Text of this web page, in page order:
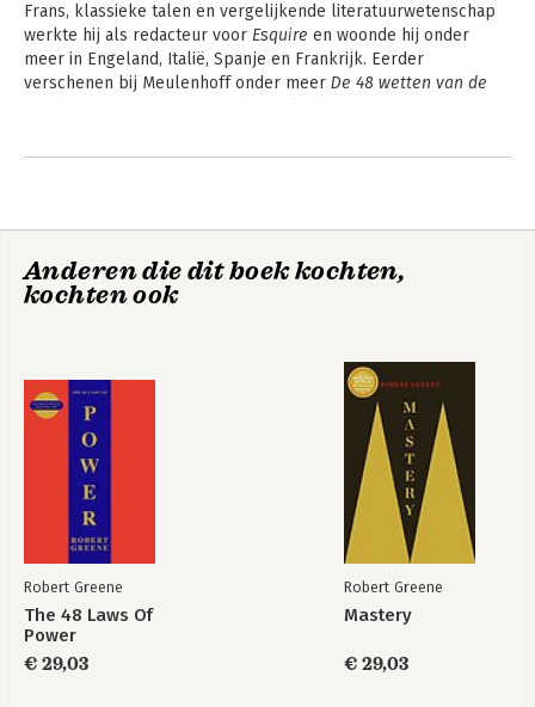
Frans, klassieke talen en vergelijkende literatuurwetenschap
werkte hij als redacteur voor Esquire en woonde hij onder
meer in Engeland, Italië, Spanje en Frankrijk. Eerder
verschenen bij Meulenhoff onder meer De 48 wetten van de
Andere boeken door Robert Greene
De 48 wetten van
de macht
The 48 Laws Of
Power
Anderen die dit boek kochten,
kochten ook
Robert Greene
The 48 Laws Of
Power
€ 29,03
Robert Greene
Mastery
€ 29,03